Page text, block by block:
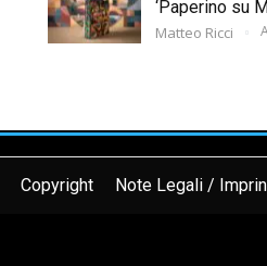
‘Paperino su
Matteo Ricci
Copyright Note Legali /